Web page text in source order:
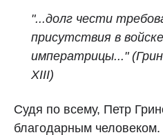
"...долг чести
присутствия в войске
императрицы..."
XIII)
Судя по всему, Петр
благодарным человеком.